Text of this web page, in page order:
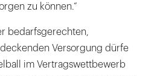
zu können.“
bedarfsgerechten,
Versorgung dürfe
im Vertragswettbewerb